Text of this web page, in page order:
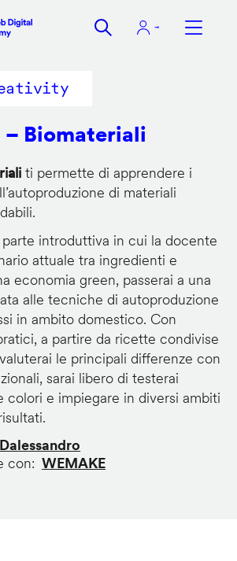
– Biomateriali
ti permette di apprendere i
di materiali
introduttiva in cui la docente
attuale tra ingredienti e
economia green, passerai a una
alle tecniche di autoproduzione
in ambito domestico. Con
a partire da ricette condivise
le principali differenze con
sarai libero di testerai
colori e impiegare in diversi ambiti
con
WEMAKE